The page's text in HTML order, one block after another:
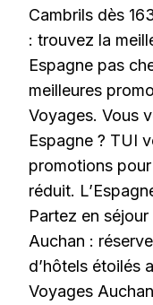
Cambrils dès
: trouvez la
Espagne pas
meilleures
Voyages. Vous
Espagne ? TUI
promotions
réduit.
Partez en
Auchan :
d’hôtels étoilés
Voyages